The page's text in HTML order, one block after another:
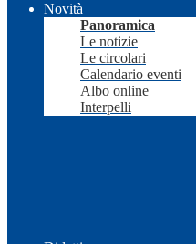
Novità
Panoramica
Le notizie
Le circolari
Calendario eventi
Albo online
Interpelli